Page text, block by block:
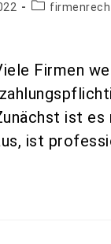
Firmen
ist
ist